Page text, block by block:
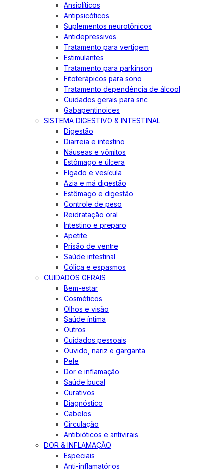
Ansiolíticos
Antipsicóticos
Suplementos neurotônicos
Antidepressivos
Tratamento para vertigem
Estimulantes
Tratamento para parkinson
Fitoterápicos para sono
Tratamento dependência de álcool
Cuidados gerais para snc
Gabapentinoides
SISTEMA DIGESTIVO & INTESTINAL
Digestão
Diarreia e intestino
Náuseas e vômitos
Estômago e úlcera
Fígado e vesícula
Azia e má digestão
Estômago e digestão
Controle de peso
Reidratação oral
Intestino e preparo
Apetite
Prisão de ventre
Saúde intestinal
Cólica e espasmos
CUIDADOS GERAIS
Bem-estar
Cosméticos
Olhos e visão
Saúde íntima
Outros
Cuidados pessoais
Ouvido, nariz e garganta
Pele
Dor e inflamação
Saúde bucal
Curativos
Diagnóstico
Cabelos
Circulação
Antibióticos e antivirais
DOR & INFLAMAÇÃO
Especiais
Anti-inflamatórios